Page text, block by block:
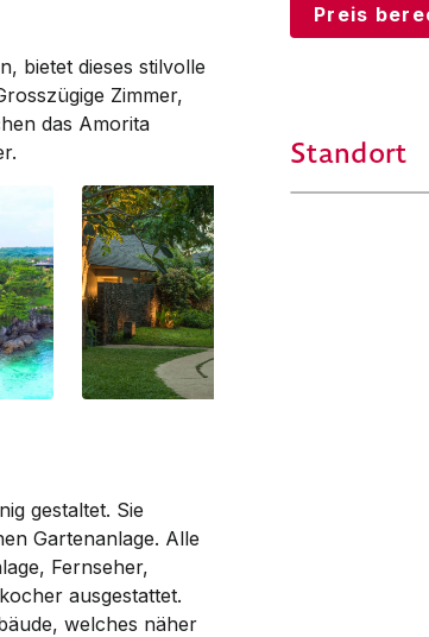
bietet dieses stilvolle
Zimmer,
das Amorita
gestaltet. Sie
Garten­anlage. Alle
Fernseher,
ausgestattet.
welches näher
Preis
Standort